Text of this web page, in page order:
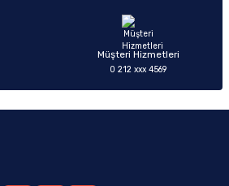
Müşteri Hizmetleri
0 212 xxx 4569